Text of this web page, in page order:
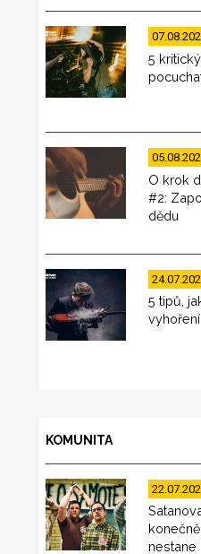
5
O krok
#2:
dědu
5 tipů,
vyhoření
KOMUNITA
nestane